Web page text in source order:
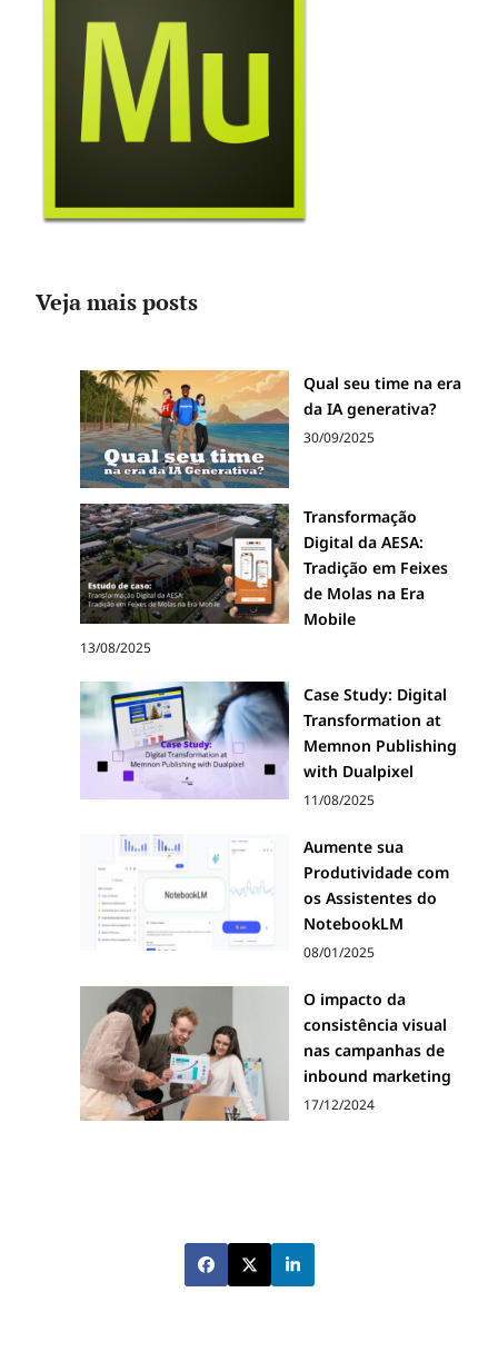
Veja mais posts
Qual seu time na era
da IA generativa?
30/09/2025
Transformação
Digital da AESA:
Tradição em Feixes
de Molas na Era
Mobile
13/08/2025
Case Study: Digital
Transformation at
Memnon Publishing
with Dualpixel
11/08/2025
Aumente sua
Produtividade com
os Assistentes do
NotebookLM
08/01/2025
O impacto da
consistência visual
nas campanhas de
inbound marketing
17/12/2024